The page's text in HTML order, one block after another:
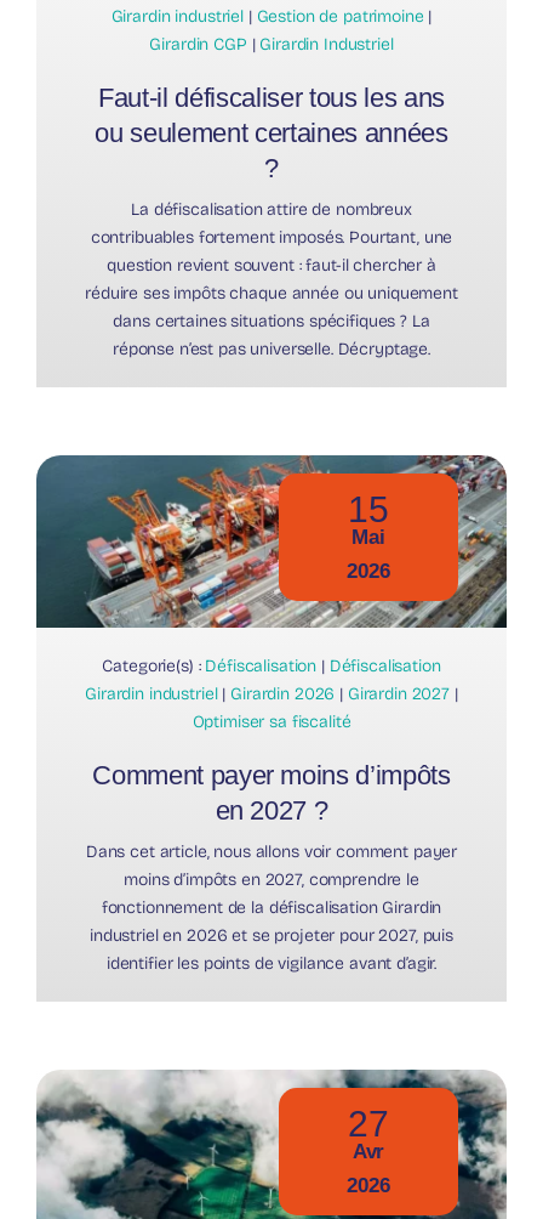
Girardin industriel| Gestion de patrimoine |
Girardin CGP | Girardin Industriel
Faut-il défiscaliser tous les ans
ou seulement certaines années
?
La défiscalisation attire de nombreux
contribuables fortement imposés. Pourtant, une
question revient souvent : faut-il chercher à
réduire ses impôts chaque année ou uniquement
dans certaines situations spécifiques ? La
réponse n’est pas universelle. Décryptage.
15
Mai
2026
Categorie(s) : Défiscalisation | Défiscalisation
Girardin industriel| Girardin 2026 | Girardin 2027 |
Optimiser sa fiscalité
Comment payer moins d’impôts
en 2027 ?
Dans cet article, nous allons voir comment payer
moins d’impôts en 2027, comprendre le
fonctionnement de la défiscalisation Girardin
industriel en 2026 et se projeter pour 2027, puis
identifier les points de vigilance avant d’agir.
27
Avr
2026